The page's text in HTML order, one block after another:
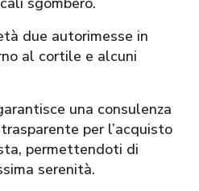
due autorimesse in
al cortile e alcuni
una consulenza
per l’acquisto
permettendoti di
serenità.